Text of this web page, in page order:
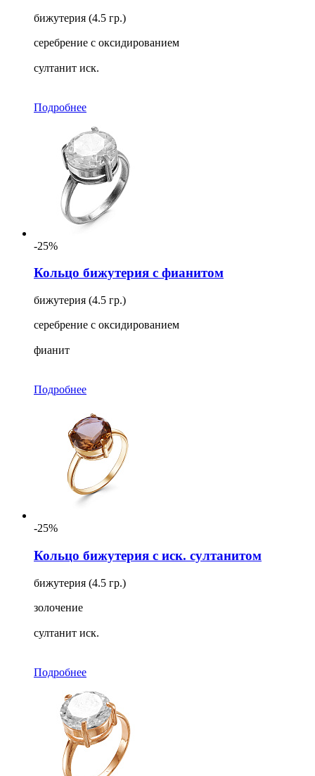
бижутерия (4.5 гр.)
серебрение с оксидированием
султанит иск.
Подробнее
-25%
Кольцо бижутерия с фианитом
бижутерия (4.5 гр.)
серебрение с оксидированием
фианит
Подробнее
-25%
Кольцо бижутерия с иск. султанитом
бижутерия (4.5 гр.)
золочение
султанит иск.
Подробнее